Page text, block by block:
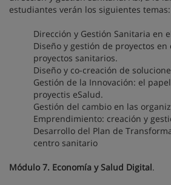
estudiantes verán los siguientes temas:
Dirección y Gestión Sanitaria en
Diseño y gestión de proyectos en
proyectos sanitarios.
Diseño y co-creación de
Gestión de la Innovación: el
proyectis eSalud.
Gestión del cambio en las
Emprendimiento: creación y
Desarrollo del Plan de
centro sanitario
Módulo 7. Economía y Salud Digital.